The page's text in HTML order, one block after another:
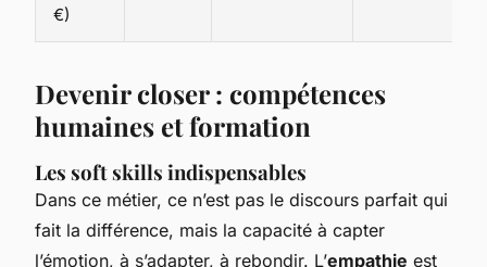
€)
Devenir closer : compétences
humaines et formation
Les soft skills indispensables
Dans ce métier, ce n’est pas le discours parfait qui
fait la différence, mais la capacité à capter
l’émotion, à s’adapter, à rebondir. L’empathie est